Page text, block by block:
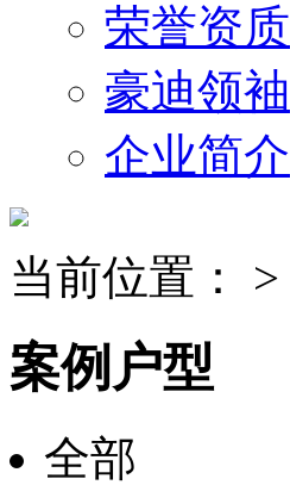
荣誉资质
豪迪领袖
企业简介
当前位置： >
案例户型
全部